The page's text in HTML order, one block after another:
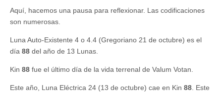
Aquí, hacemos una pausa para reflexionar. Las codificaciones
son numerosas.
Luna Auto-Existente 4 o 4.4 (Gregoriano 21 de octubre) es el
día 88 del año de 13 Lunas.
Kin 88 fue el último día de la vida terrenal de Valum Votan.
Este año, Luna Eléctrica 24 (13 de octubre) cae en Kin 88 . Este